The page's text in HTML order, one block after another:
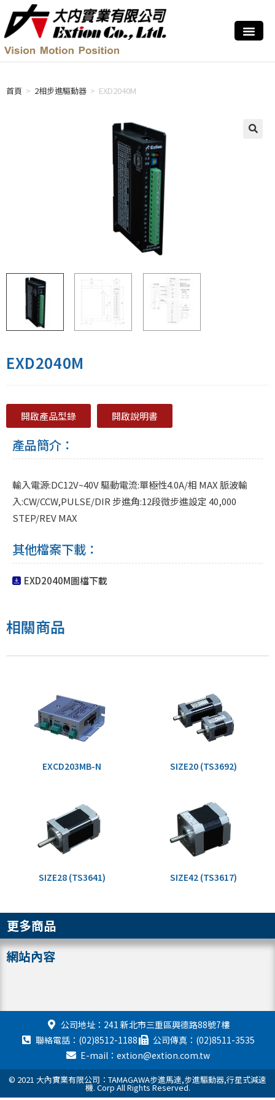
首頁 > 2相步進驅動器 > EXD2040M
EXD2040M
開啟產品型錄 開啟說明書
產品簡介：
輸入電源:DC12V~40V 驅動電流:單極性4.0A/相 MAX 脈波輸
入:CW/CCW,PULSE/DIR 步進角:12段微步進設定 40,000
STEP/REV MAX
其他檔案下載：
EXD2040M圖檔下載
相關商品
EXCD203MB-N SIZE20 (TS3692)
SIZE28 (TS3641) SIZE42 (TS3617)
更多商品
網站內容
公司地址：241 新北市三重區興德路88號7樓
聯絡電話：(02)8512-1188
公司傳真：(02)8511-3535
E-mail：extion@extion.com.tw
© 2021 大內實業有限公司：TAMAGAWA步進馬達,步進驅動器,行星式減速
機. Corp All Rights Reserved.